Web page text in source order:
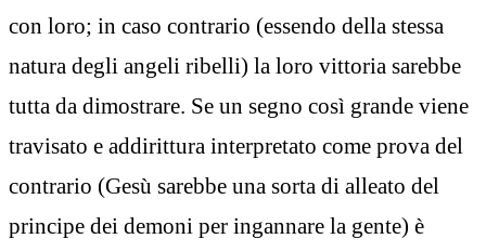
con loro; in caso contrario (essendo della stessa
natura degli angeli ribelli) la loro vittoria sarebbe
tutta da dimostrare. Se un segno così grande viene
travisato e addirittura interpretato come prova del
contrario (Gesù sarebbe una sorta di alleato del
principe dei demoni per ingannare la gente) è